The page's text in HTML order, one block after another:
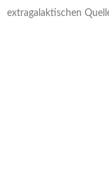
extragalaktischen